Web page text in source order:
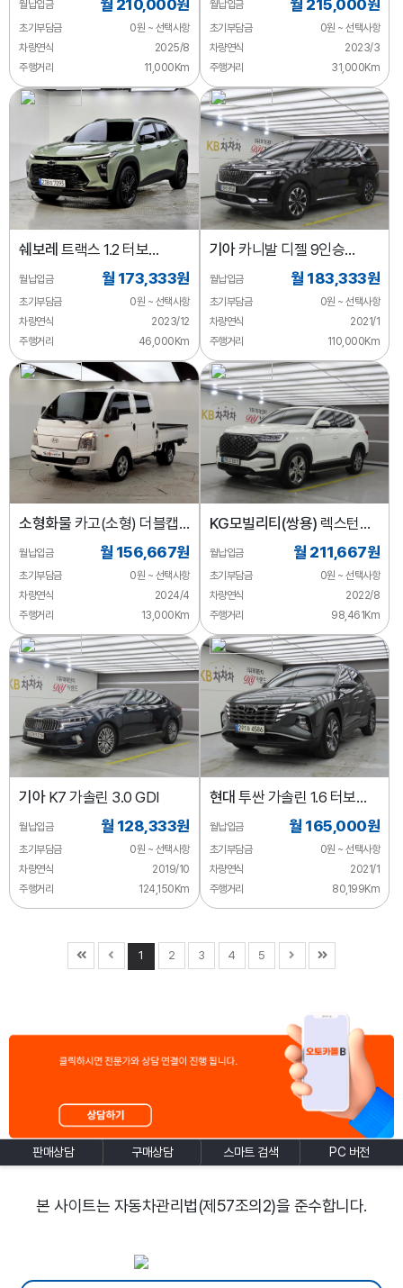
월납입금 월 210,000원
초기부담금
0원 ~ 선택사항
차량연식
2025/8
주행거리
11,000Km
월납입금 월 215,000원
초기부담금
0원 ~ 선택사항
차량연식
2023/3
주행거리
31,000Km
쉐보레 트랙스 1.2 터보
액티브
월납입금 월 173,333원
초기부담금
0원 ~ 선택사항
차량연식
2023/12
주행거리
46,000Km
기아카니발 디젤 9인승
노블레스
월납입금 월 183,333원
초기부담금
0원 ~ 선택사항
차량연식
2021/1
주행거리
110,000Km
소형화물 카고(소형) 더블캡/
초장축/2WD
월납입금 월 156,667원
초기부담금
0원 ~ 선택사항
차량연식
2024/4
주행거리
13,000Km
KG모빌리티(쌍용) 렉스턴
디젤 2.2 4WD 시그니처
월납입금 월 211,667원
초기부담금
0원 ~ 선택사항
차량연식
2022/8
주행거리
98,461Km
기아K7 가솔린 3.0 GDI
월납입금 월 128,333원
초기부담금
0원 ~ 선택사항
차량연식
2019/10
주행거리
124,150Km
현대 투싼 가솔린 1.6 터보
2WD 프리미엄
월납입금 월 165,000원
초기부담금
0원 ~ 선택사항
차량연식
2021/1
주행거리
80,199Km
1 2 3 4 5
판매상담 구매상담 스마트 검색 PC 버전
본 사이트는 자동차관리법(제57조의2)을 준수합니다.